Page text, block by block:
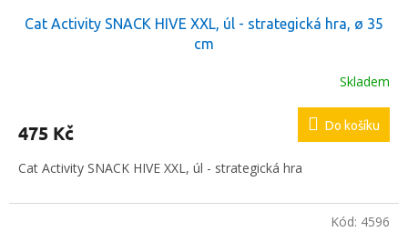
Cat Activity SNACK HIVE XXL, úl - strategická hra, ø 35
cm
Skladem
475 Kč Do košíku
Cat Activity SNACK HIVE XXL, úl - strategická hra
Kód: 4596